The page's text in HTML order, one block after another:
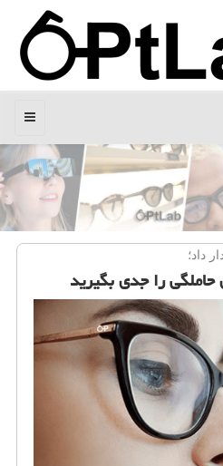
منو
داد؛
را جدی بگیرید